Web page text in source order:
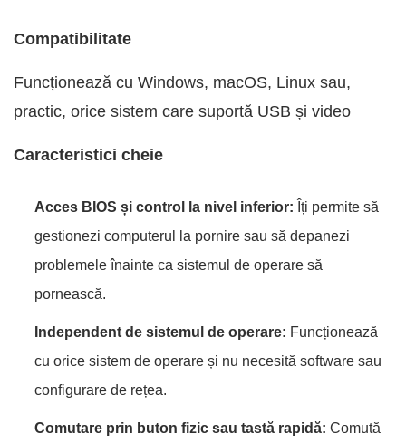
Compatibilitate
Funcționează cu Windows, macOS, Linux sau,
practic, orice sistem care suportă USB și video
Caracteristici cheie
Acces BIOS și control la nivel inferior: Îți permite să
gestionezi computerul la pornire sau să depanezi
problemele înainte ca sistemul de operare să
pornească.
Independent de sistemul de operare: Funcționează
cu orice sistem de operare și nu necesită software sau
configurare de rețea.
Comutare prin buton fizic sau tastă rapidă: Comută